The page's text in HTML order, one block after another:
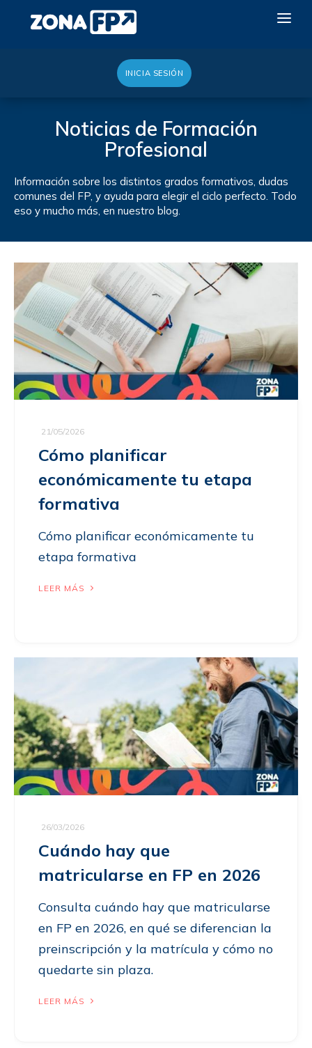
QUIERO EXPONER
INICIA SESIÓN
Noticias de Formación
Profesional
Información sobre los distintos grados formativos, dudas
comunes del FP, y ayuda para elegir el ciclo perfecto. Todo
eso y mucho más, en nuestro blog.
21/05/2026
Cómo planificar
económicamente tu etapa
formativa
Cómo planificar económicamente tu
etapa formativa
LEER MÁS
26/03/2026
Cuándo hay que
matricularse en FP en 2026
Consulta cuándo hay que matricularse
en FP en 2026, en qué se diferencian la
preinscripción y la matrícula y cómo no
quedarte sin plaza.
LEER MÁS